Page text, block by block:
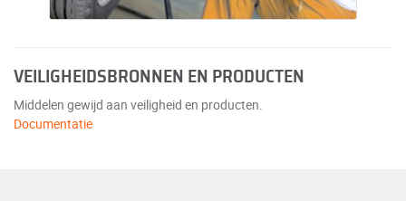
VEILIGHEIDSBRONNEN EN PRODUCTEN
Middelen gewijd aan veiligheid en producten.
Documentatie